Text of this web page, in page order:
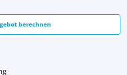
berechnen